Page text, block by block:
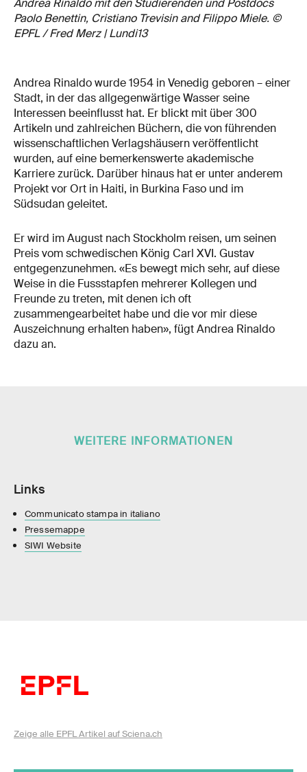
Andrea Rinaldo mit den Studierenden und Postdocs
Paolo Benettin, Cristiano Trevisin and Filippo Miele. ©
EPFL / Fred Merz | Lundi13
Andrea Rinaldo wurde 1954 in Venedig geboren – einer
Stadt, in der das allgegenwärtige Wasser seine
Interessen beeinflusst hat. Er blickt mit über 300
Artikeln und zahlreichen Büchern, die von führenden
wissenschaftlichen Verlagshäusern veröffentlicht
wurden, auf eine bemerkenswerte akademische
Karriere zurück. Darüber hinaus hat er unter anderem
Projekt vor Ort in Haiti, in Burkina Faso und im
Südsudan geleitet.
Er wird im August nach Stockholm reisen, um seinen
Preis vom schwedischen König Carl XVI. Gustav
entgegenzunehmen. «Es bewegt mich sehr, auf diese
Weise in die Fussstapfen mehrerer Kollegen und
Freunde zu treten, mit denen ich oft
zusammengearbeitet habe und die vor mir diese
Auszeichnung erhalten haben», fügt Andrea Rinaldo
dazu an.
WEITERE INFORMATIONEN
Links
Communicato stampa in italiano
Pressemappe
SIWI Website
Zeige alle EPFL Artikel auf Sciena.ch